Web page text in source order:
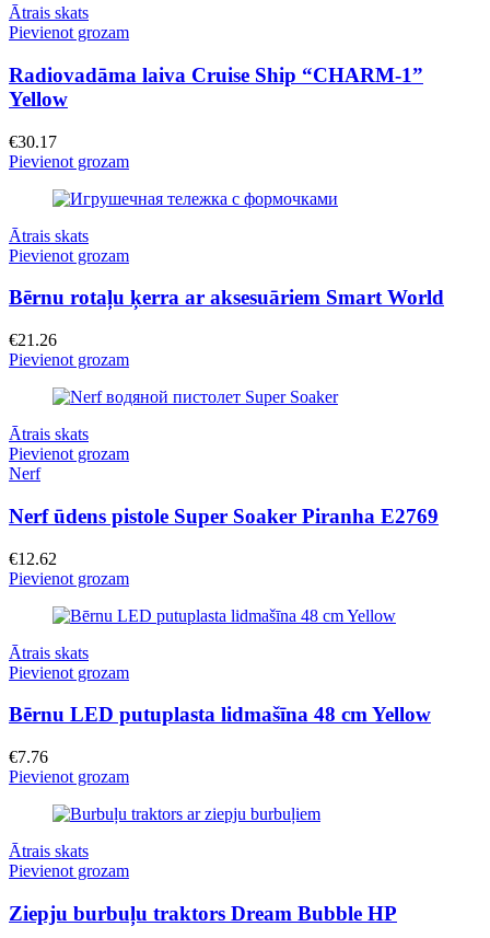
Ātrais skats
Pievienot grozam
Radiovadāma laiva Cruise Ship “CHARM-1”
Yellow
€30.17
Pievienot grozam
Ātrais skats
Pievienot grozam
Bērnu rotaļu ķerra ar aksesuāriem Smart World
€21.26
Pievienot grozam
Ātrais skats
Pievienot grozam
Nerf
Nerf ūdens pistole Super Soaker Piranha E2769
€12.62
Pievienot grozam
Ātrais skats
Pievienot grozam
Bērnu LED putuplasta lidmašīna 48 cm Yellow
€7.76
Pievienot grozam
Ātrais skats
Pievienot grozam
Ziepju burbuļu traktors Dream Bubble HP